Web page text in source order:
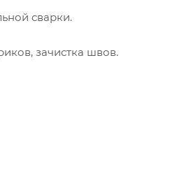
сварки.
зачистка швов.